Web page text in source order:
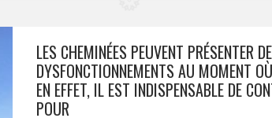
LES CHEMINÉES PEUVENT PRÉSENTER
DYSFONCTIONNEMENTS AU MOMENT
EN EFFET, IL EST INDISPENSABLE DE
POUR